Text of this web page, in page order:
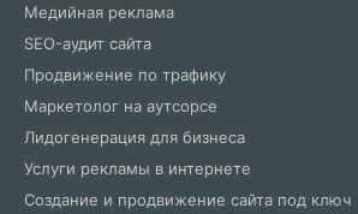
Медийная реклама
SEO-аудит сайта
Продвижение по трафику
Маркетолог на аутсорсе
Лидогенерация для бизнеса
Услуги рекламы в интернете
Создание и продвижение сайта под ключ